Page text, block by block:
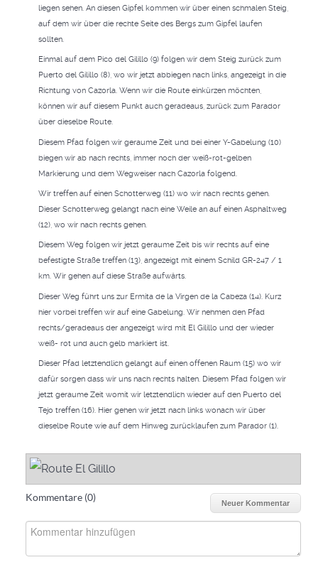
liegen sehen. An diesen Gipfel kommen wir über einen schmalen Steig,
auf dem wir über die rechte Seite des Bergs zum Gipfel laufen
sollten.
Einmal auf dem Pico del Gilillo (9) folgen wir dem Steig zurück zum
Puerto del Gilillo (8), wo wir jetzt abbiegen nach links, angezeigt in die
Richtung von Cazorla. Wenn wir die Route einkürzen möchten,
können wir auf diesem Punkt auch geradeaus, zurück zum Parador
über dieselbe Route.
Diesem Pfad folgen wir geraume Zeit und bei einer Y-Gabelung (10)
biegen wir ab nach rechts, immer noch der weiß-rot-gelben
Markierung und dem Wegweiser nach Cazorla folgend.
Wir treffen auf einen Schotterweg (11) wo wir nach rechts gehen.
Dieser Schotterweg gelangt nach eine Weile an auf einen Asphaltweg
(12), wo wir nach rechts gehen.
Diesem Weg folgen wir jetzt geraume Zeit bis wir rechts auf eine
befestigte Straße treffen (13), angezeigt mit einem Schild GR-247 / 1
km. Wir gehen auf diese Straße aufwärts.
Dieser Weg führt uns zur Ermita de la Virgen de la Cabeza (14). Kurz
hier vorbei treffen wir auf eine Gabelung. Wir nehmen den Pfad
rechts/geradeaus der angezeigt wird mit El Gilillo und der wieder
weiß- rot und auch gelb markiert ist.
Dieser Pfad letztendlich gelangt auf einen offenen Raum (15) wo wir
dafür sorgen dass wir uns nach rechts halten. Diesem Pfad folgen wir
jetzt geraume Zeit womit wir letztendlich wieder auf den Puerto del
Tejo treffen (16). Hier gehen wir jetzt nach links wonach wir über
dieselbe Route wie auf dem Hinweg zurücklaufen zum Parador (1).
Kommentare (0) Neuer Kommentar